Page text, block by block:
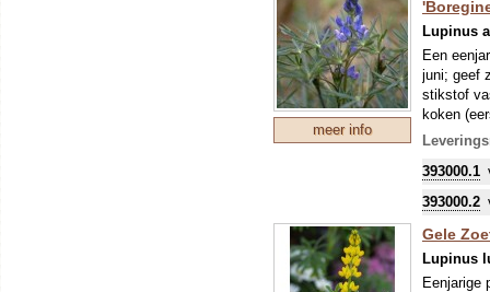
meer info
Lupinus
Een
juni; geef
stikstof
koken
LET OP:
Om uw
zo'n
sommige
393000.1
393000.2
Gele
Lupinus
Eenjarige